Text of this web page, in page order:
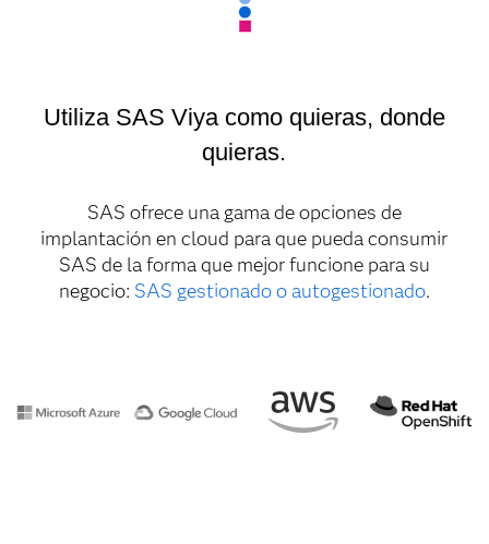
Utiliza SAS Viya como quieras, donde
quieras.
SAS ofrece una gama de opciones de
implantación en cloud para que pueda consumir
SAS de la forma que mejor funcione para su
negocio: SAS gestionado o autogestionado.